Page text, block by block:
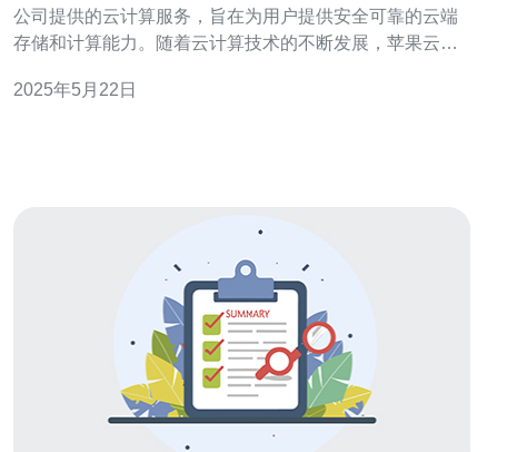
公司提供的云计算服务，旨在为用户提供安全可靠的云端
存储和计算能力。随着云计算技术的不断发展，苹果云服
国的访问有着诸多优势。首先，美国拥有世界领先的云计
2025年5月22日